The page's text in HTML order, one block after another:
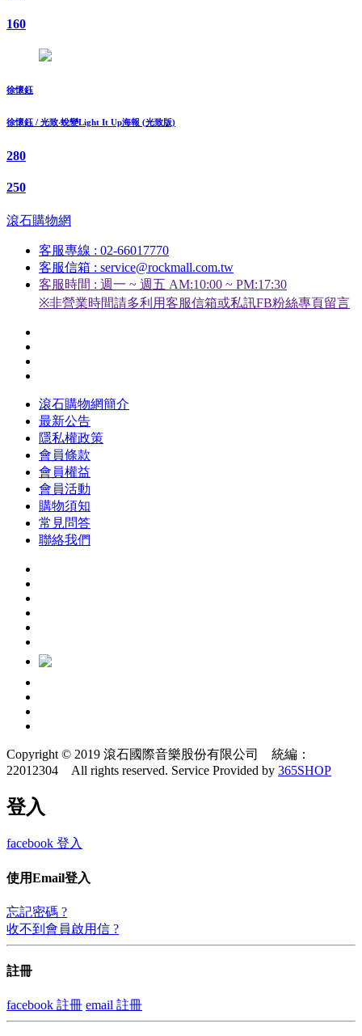
160
徐懷鈺
徐懷鈺 / 光致‧蛻變Light It Up海報 (光致版)
280
250
滾石購物網
客服專線 : 02-66017770
客服信箱 : service@rockmall.com.tw
客服時間 : 週一 ~ 週五 AM:10:00 ~ PM:17:30
※非營業時間請多利用客服信箱或私訊FB粉絲專頁留言
滾石購物網簡介
最新公告
隱私權政策
會員條款
會員權益
會員活動
購物須知
常見問答
聯絡我們
Copyright © 2019 滾石國際音樂股份有限公司 統編：
22012304 All rights reserved. Service Provided by 365SHOP
登入
facebook 登入
使用Email登入
忘記密碼 ?
收不到會員啟用信 ?
註冊
facebook 註冊 email 註冊